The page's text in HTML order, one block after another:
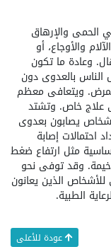
الأكثر شيوعاً لمرض كوفيد-19 في الحمى والإرهاق
والأوجاع، أو
وعادة ما تكون
الناس بالعدوى دون
ويتعافى معظم
إلى علاج خاص. وتشتد
لدى شخص واحد تقريباً من كل 6 أشخاص يصابون بعدوى
احتمالات إصابة
مثل ارتفاع ضغط
وقد توفى نحو
الذين يعانون
الطبية.
عودة للأعلى